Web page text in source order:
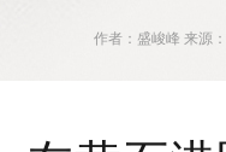
作者：盛峻峰 来